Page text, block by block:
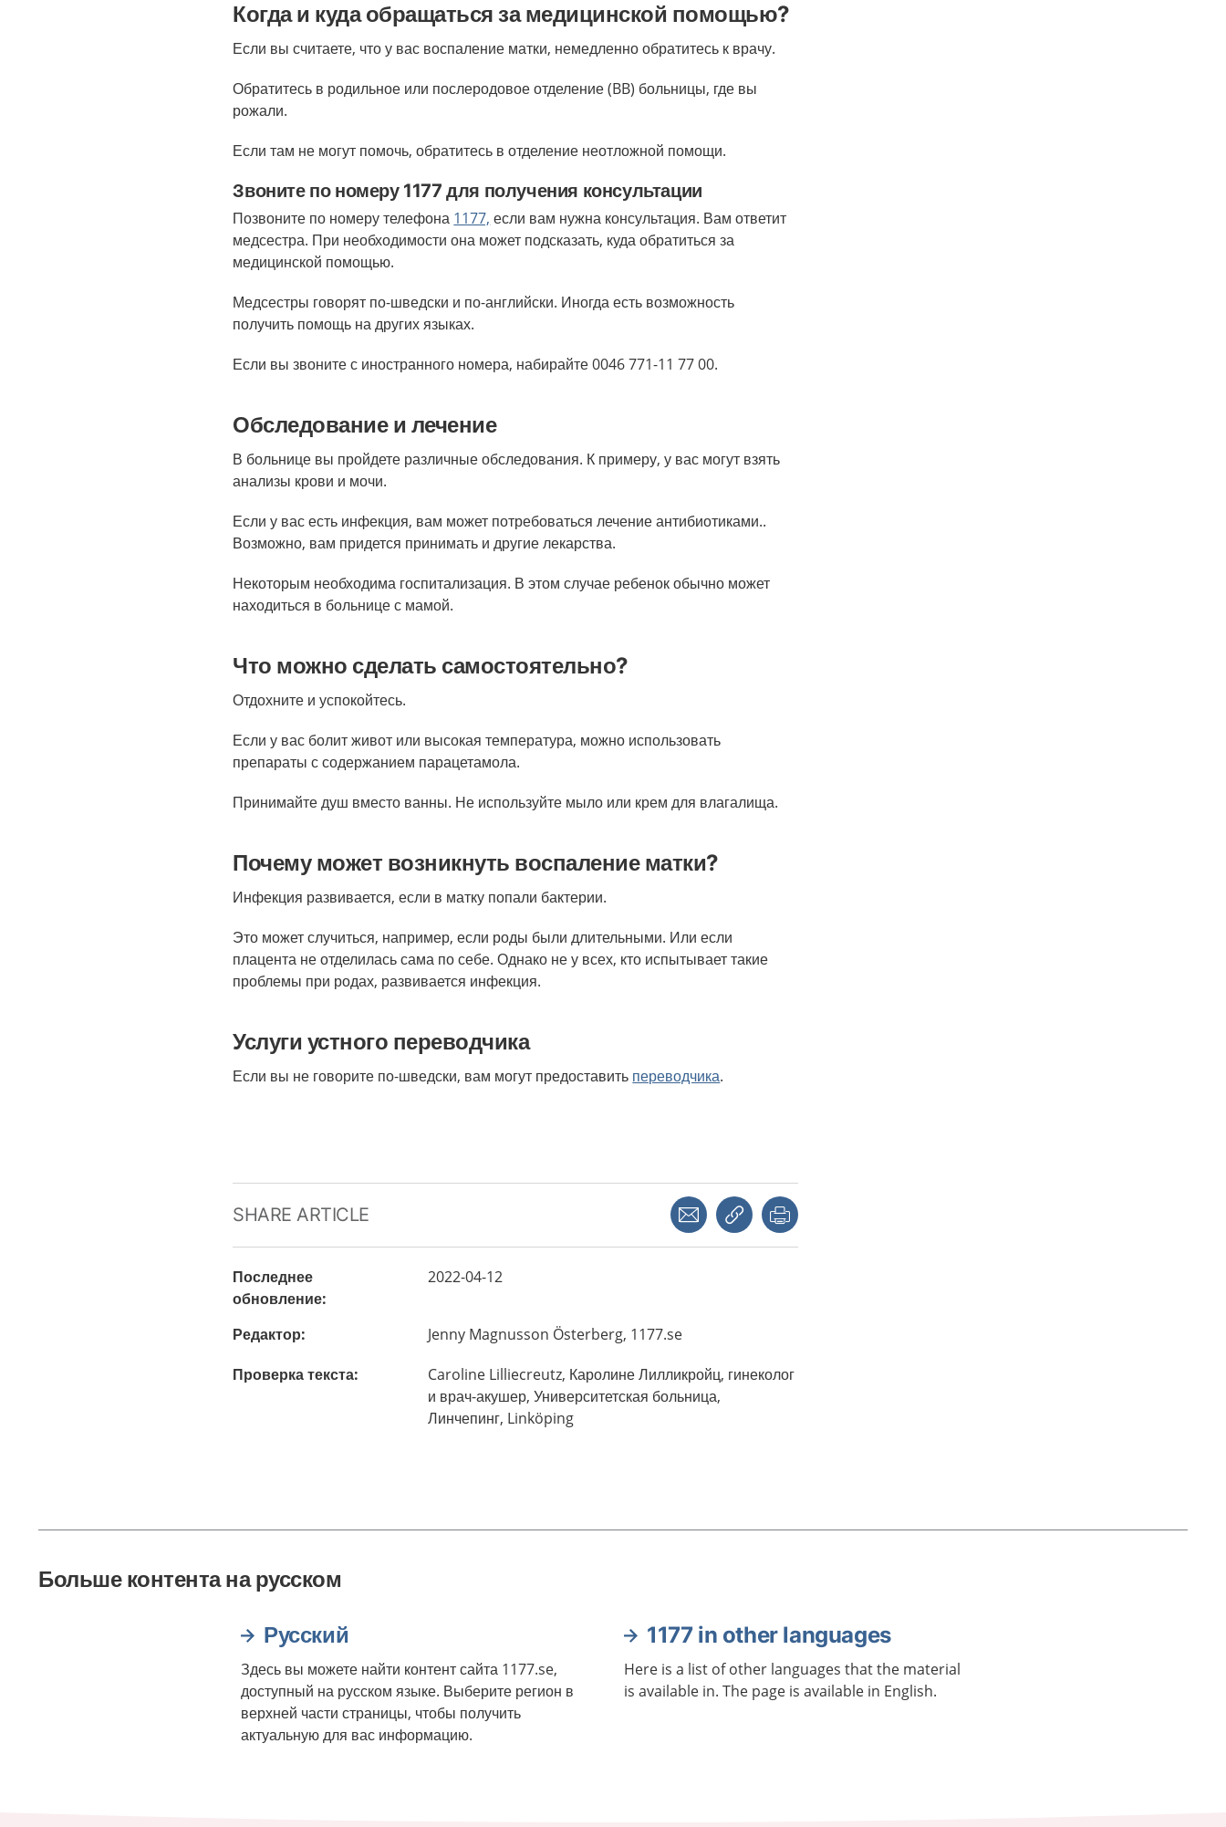
Когда и куда обращаться за медицинской помощью?
Если вы считаете, что у вас воспаление матки, немедленно обратитесь к врачу.
Обратитесь в родильное или послеродовое отделение (BB) больницы, где вы
рожали.
Если там не могут помочь, обратитесь в отделение неотложной помощи.
Звоните по номеру 1177 для получения консультации
Позвоните по номеру телефона 1177, если вам нужна консультация. Вам ответит
медсестра. При необходимости она может подсказать, куда обратиться за
медицинской помощью.
Медсестры говорят по-шведски и по-английски. Иногда есть возможность
получить помощь на других языках.
Если вы звоните с иностранного номера, набирайте 0046 771-11 77 00.
Обследование и лечение
В больнице вы пройдете различные обследования. К примеру, у вас могут взять
анализы крови и мочи.
Если у вас есть инфекция, вам может потребоваться лечение антибиотиками..
Возможно, вам придется принимать и другие лекарства.
Некоторым необходима госпитализация. В этом случае ребенок обычно может
находиться в больнице с мамой.
Что можно сделать самостоятельно?
Отдохните и успокойтесь.
Если у вас болит живот или высокая температура, можно использовать
препараты с содержанием парацетамола.
Принимайте душ вместо ванны. Не используйте мыло или крем для влагалища.
Почему может возникнуть воспаление матки?
Инфекция развивается, если в матку попали бактерии.
Это может случиться, например, если роды были длительными. Или если
плацента не отделилась сама по себе. Однако не у всех, кто испытывает такие
проблемы при родах, развивается инфекция.
Услуги устного переводчика
Если вы не говорите по-шведски, вам могут предоставить переводчика.
SHARE ARTICLE Share with a friend
Copy link
Последнее
обновление:
2022-04-12
Редактор: Jenny Magnusson Österberg, 1177.se
Проверка текста: Caroline Lilliecreutz, Каролине Лилликройц, гинеколог
и врач-акушер, Университетская больница,
Линчепинг, Linköping
Больше контента на русском
Русский
Здесь вы можете найти контент сайта 1177.se,
доступный на русском языке. Выберите регион в
верхней части страницы, чтобы получить
актуальную для вас информацию.
1177 in other languages
Here is a list of other languages that the material
is available in. The page is available in English.